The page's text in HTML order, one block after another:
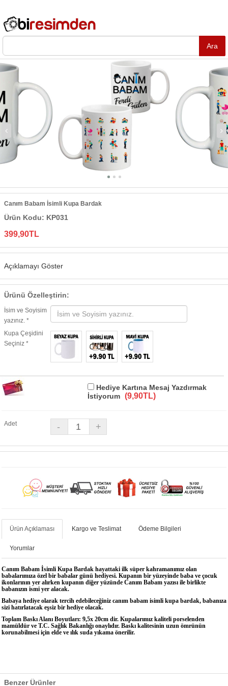
Canım Babam İsimli Kupa Bardak
Ürün Kodu: KP031
399,90TL
Açıklamayı Göster
Ürünü Özelleştirin:
İsim ve Soyisim
yazınız. *
Kupa Çeşidini
Seçiniz *
Hediye Kartına Mesaj Yazdırmak
İstiyorum (9,90TL)
Adet
Ürün Açıklaması Kargo ve Teslimat Ödeme Bilgileri
Yorumlar
Canım Babam İsimli Kupa Bardak hayattaki ilk süper kahramanımız olan
babalarımıza özel bir babalar günü hediyesi. Kupanın bir yüzeyinde baba ve çocuk
ikonlarının yer alırken kupanın diğer yüzünde Canım Babam yazısı ile birlikte
babanızın ismi yer alacak.
Babaya hediye olarak tercih edebileceğiniz canım babam isimli kupa bardak, babanıza
sizi hatırlatacak eşsiz bir hediye olacak.
Toplam Baskı Alanı Boyutları: 9,5x 20cm dir. Kupalarımız kaliteli porselenden
mamüldür ve T.C. Sağlık Bakanlığı onaylıdır. Baskı kalitesinin uzun ömrünün
korunabilmesi için elde ve ılık suda yıkama önerilir.
Benzer Ürünler